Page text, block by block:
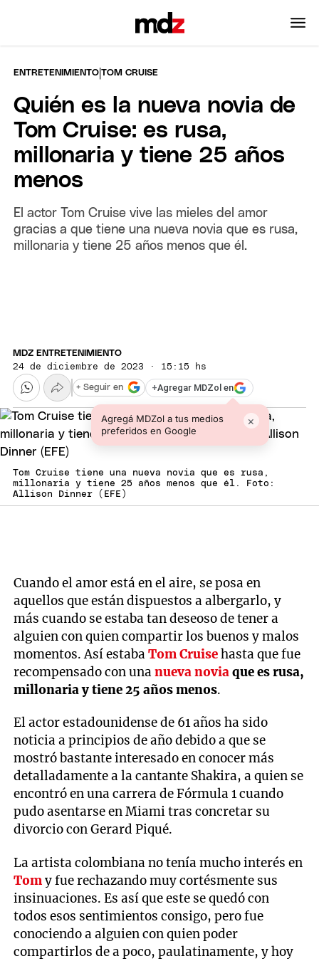
ENTRETENIMIENTO |TOM CRUISE
Quién es la nueva novia de
Tom Cruise: es rusa,
millonaria y tiene 25 años
menos
El actor Tom Cruise vive las mieles del amor
gracias a que tiene una nueva novia que es rusa,
millonaria y tiene 25 años menos que él.
MDZ ENTRETENIMIENTO
24 de diciembre de 2023 · 15:15 hs
+Agregar MDZol en
Agregá MDZol a tus medios
preferidos en Google
×
+ Seguir en
Tom Cruise tiene una nueva novia que es rusa,
millonaria y tiene 25 años menos que él. Foto:
Allison Dinner (EFE)
Cuando el amor está en el aire, se posa en
aquellos que están dispuestos a albergarlo, y
más cuando se estaba tan deseoso de tener a
alguien con quien compartir los buenos y malos
momentos. Así estabaTom Cruisehasta que fue
recompensado con unanueva noviaque es rusa,
millonaria y tiene 25 años menos.
El actor estadounidense de 61 años ha sido
noticia a principios de año debido a que se
mostró bastante interesado en conocer más
detalladamente a la cantante Shakira, a quien se
encontró en una carrera de Fórmula 1 cuando
pudo asentarse en Miami tras concretar su
divorcio con Gerard Piqué.
La artista colombiana no tenía mucho interés en
Tomy fue rechazando muy cortésmente sus
insinuaciones. Es así que este se quedó con
todos esos sentimientos consigo, pero fue
conociendo a alguien con quien poder
compartirlos de a poco, paulatinamente, y hoy